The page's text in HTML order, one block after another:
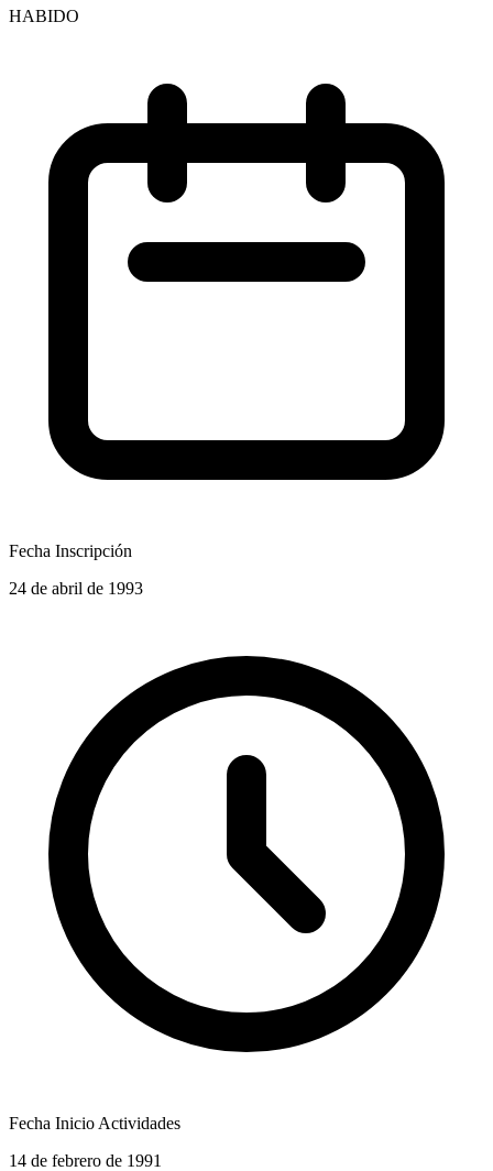
HABIDO
Fecha Inscripción
24 de abril de 1993
Fecha Inicio Actividades
14 de febrero de 1991